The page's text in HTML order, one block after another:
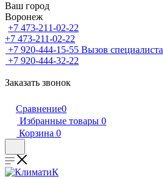
Ваш город
Воронеж
+7 473-211-02-22
+7 473-211-02-22
+7 920-444-15-55 Вызов специалиста
+7 920-444-32-22
Заказать звонок
Сравнение0
Избранные товары 0
Корзина 0